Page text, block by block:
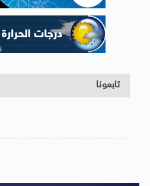
تابعونا